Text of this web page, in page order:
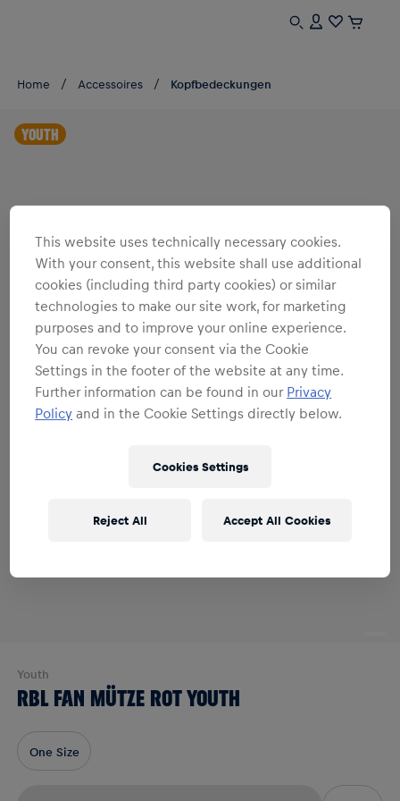
Home Accessoires Kopfbedeckungen
YOUTH
Youth
RBL FAN MÜTZE ROT YOUTH
One Size
This website uses technically necessary cookies.
With your consent, this website shall use additional
cookies (including third party cookies) or similar
technologies to make our site work, for marketing
purposes and to improve your online experience.
You can revoke your consent via the Cookie
Settings in the footer of the website at any time.
Further information can be found in our Privacy
Policy and in the Cookie Settings directly below.
Cookies Settings
Reject All Accept All Cookies